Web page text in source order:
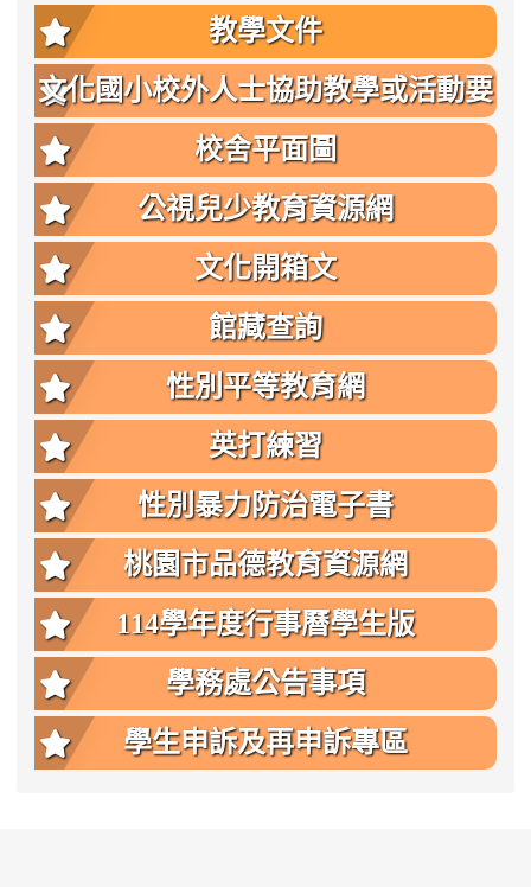
教學文件
文化國小校外人士協助教學或活動要
點
校舍平面圖
公視兒少教育資源網
文化開箱文
館藏查詢
性別平等教育網
英打練習
性別暴力防治電子書
桃園市品德教育資源網
114學年度行事曆學生版
學務處公告事項
學生申訴及再申訴專區